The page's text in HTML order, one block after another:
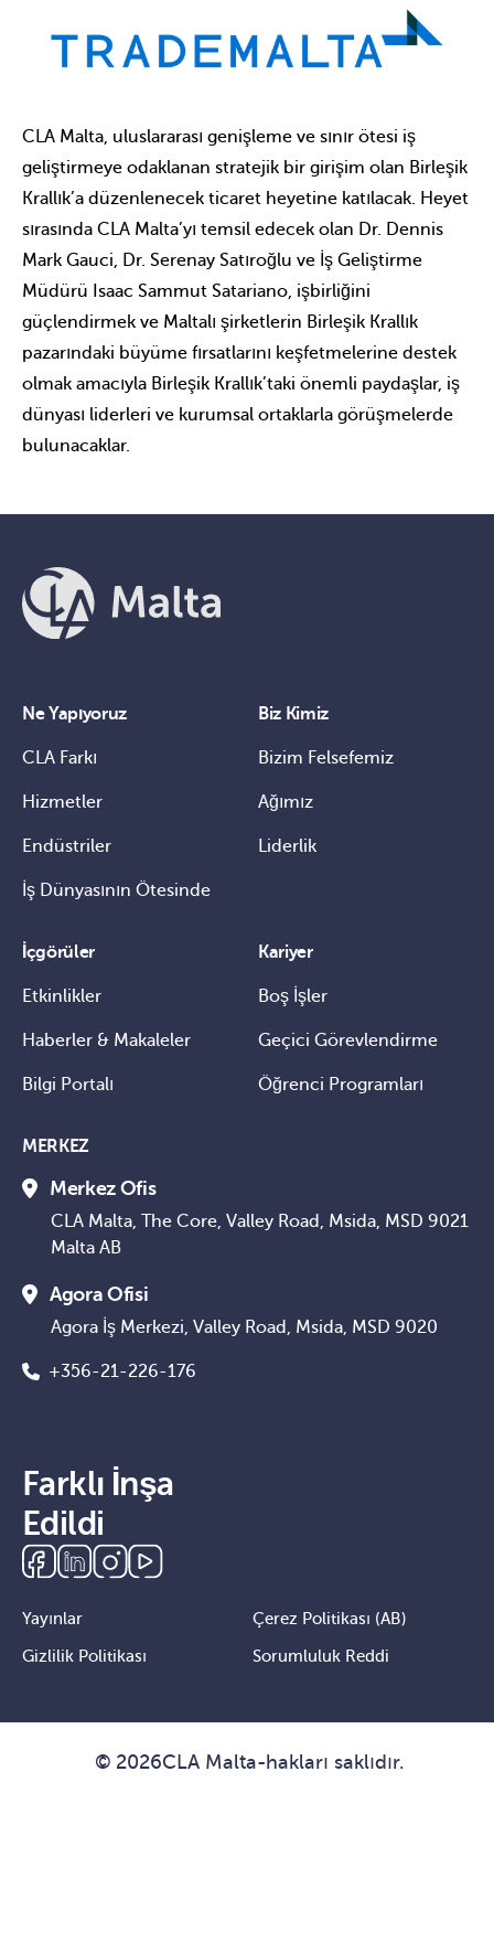
CLA Malta, uluslararası genişleme ve sınır ötesi iş
geliştirmeye odaklanan stratejik bir girişim olan Birleşik
Krallık’a düzenlenecek ticaret heyetine katılacak. Heyet
sırasında CLA Malta’yı temsil edecek olan Dr. Dennis
Mark Gauci, Dr. Serenay Satıroğlu ve İş Geliştirme
Müdürü Isaac Sammut Satariano, işbirliğini
güçlendirmek ve Maltalı şirketlerin Birleşik Krallık
pazarındaki büyüme fırsatlarını keşfetmelerine destek
olmak amacıyla Birleşik Krallık’taki önemli paydaşlar, iş
dünyası liderleri ve kurumsal ortaklarla görüşmelerde
bulunacaklar.
Ne Yapıyoruz
CLA Farkı
Hizmetler
Endüstriler
İş Dünyasının Ötesinde
Biz Kimiz
Bizim Felsefemiz
Ağımız
Liderlik
İçgörüler
Etkinlikler
Haberler & Makaleler
Bilgi Portalı
Kariyer
Boş İşler
Geçici Görevlendirme
Öğrenci Programları
MERKEZ
Merkez Ofis
CLA Malta, The Core, Valley Road, Msida, MSD 9021
Malta AB
Agora Ofisi
Agora İş Merkezi, Valley Road, Msida, MSD 9020
+356-21-226-176
Farklı İnşa
Edildi
Yayınlar Çerez Politikası (AB)
Gizlilik Politikası Sorumluluk Reddi
© 2026CLA Malta- hakları saklıdır.